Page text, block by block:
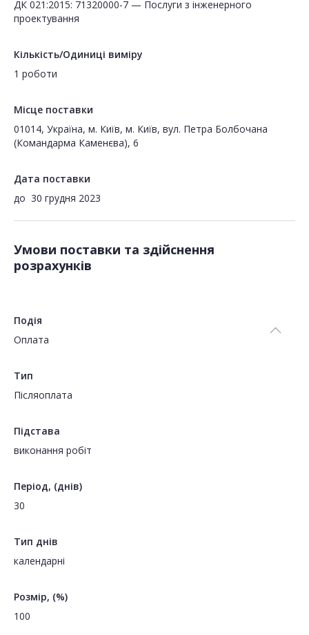
ДК 021:2015: 71320000-7 — Послуги з інженерного
проектування
Кількість/Одиниці виміру
1 роботи
Місце поставки
01014, Україна, м. Київ, м. Київ, вул. Петра Болбочана
(Командарма Каменєва), 6
Дата поставки
до 30 грудня 2023
Умови поставки та здійснення
розрахунків
Подія
Оплата
Тип
Пiсляоплата
Підстава
виконання робіт
Період, (днів)
30
Тип днів
календарні
Розмір, (%)
100